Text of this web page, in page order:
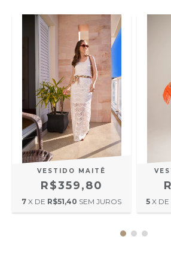
VESTIDO MAITÊ
R$359,80
7 X DE R$51,40 SEM JUROS 5 X DE